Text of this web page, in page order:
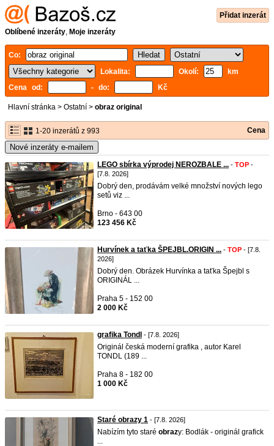
Přidat inzerát
Oblíbené inzeráty, Moje inzeráty
Co:
Lokalita:
Okolí:
km
Cena od:
- do: Kč
Hlavní stránka > Ostatní > obraz original
1-20 inzerátů z 993 Cena
Nové inzeráty e-mailem
LEGO sbírka výprodej NEROZBALE ... - TOP -
[7.8. 2026]
Dobrý den, prodávám velké množství nových lego
setů viz ...
Brno - 643 00
123 456 Kč
Hurvínek a taťka ŠPEJBL.ORIGIN ... - TOP - [7.8.
2026]
Dobrý den. Obrázek Hurvínka a taťka Špejbl s
ORIGINÁL ...
Praha 5 - 152 00
2 000 Kč
grafika Tondl - [7.8. 2026]
Originál česká moderní grafika , autor Karel
TONDL (189 ...
Praha 8 - 182 00
1 000 Kč
Staré obrazy 1 - [7.8. 2026]
Nabízím tyto staré obrazy: Bodlák - originál grafick
...